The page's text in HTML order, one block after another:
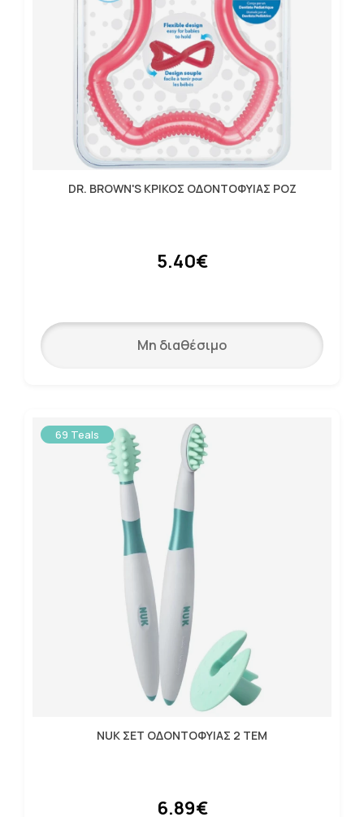
DR. BROWN'S ΚΡΙΚΟΣ ΟΔΟΝΤΟΦΥΙΑΣ ΡΟΖ
5.40€
Μη διαθέσιμο
69 Teals
NUK ΣΕΤ ΟΔΟΝΤΟΦΥΙΑΣ 2 ΤΕΜ
6.89€